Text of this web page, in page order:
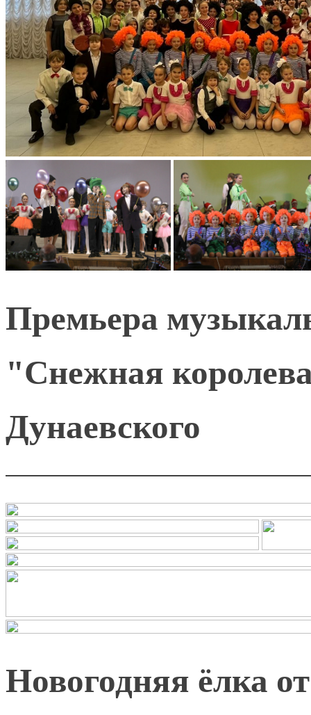
Премьера
"Снежная
Дунаевского
Новогодняя ёлка